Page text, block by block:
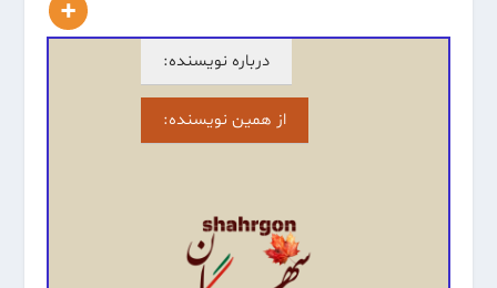
درباره نویسنده:
از همین نویسنده: